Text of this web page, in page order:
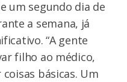
um segundo dia de
a semana, já
“A gente
filho ao médico,
básicas. Um